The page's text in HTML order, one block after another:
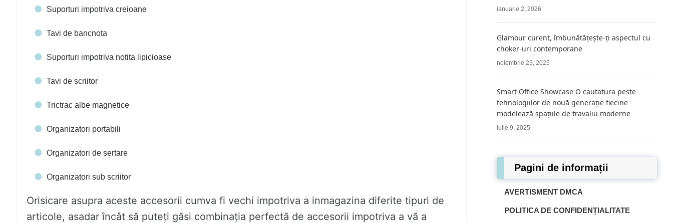
Suporturi impotriva creioane
Tavi de bancnota
Suporturi impotriva notita lipicioase
Tavi de scriitor
Trictrac albe magnetice
Organizatori portabili
Organizatori de sertare
Organizatori sub scriitor
Orisicare asupra aceste accesorii cumva fi vechi impotriva a inmagazina diferite tipuri de
articole, asadar încât să puteți găsi combinația perfectă de accesorii impotriva a vă a
ianuarie 2, 2026
Glamour curent, îmbunătățește-ți aspectul cu
choker-uri contemporane
noiembrie 23, 2025
Smart Office Showcase O cautatura peste
tehnologiilor de nouă generație fiecine
modelează spațiile de travaliu moderne
iulie 9, 2025
Pagini de informații
AVERTISMENT DMCA
POLITICA DE CONFIDENȚIALITATE